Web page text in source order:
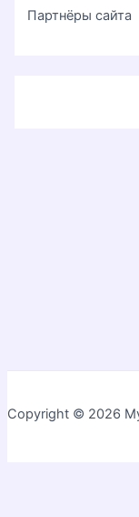
Партнёры сайта
Copyright © 2026